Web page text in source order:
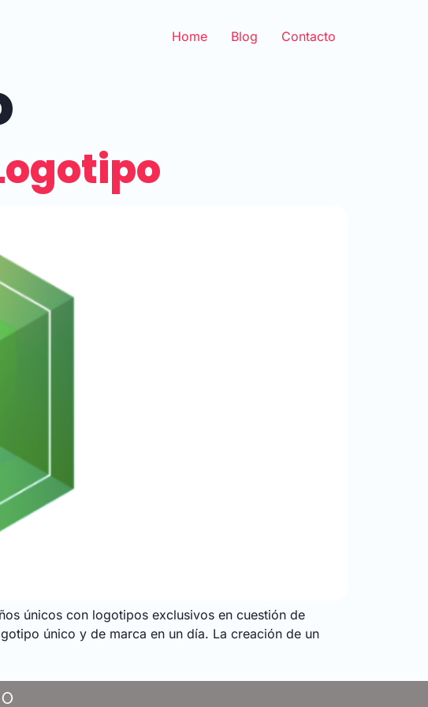
Home Blog Contacto
únicos con logotipos exclusivos en cuestión de
único y de marca en un día. La creación de un